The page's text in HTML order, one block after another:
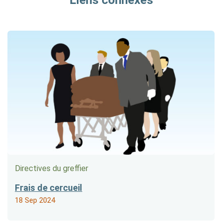
Directives du greffier
Frais de cercueil
18 Sep 2024